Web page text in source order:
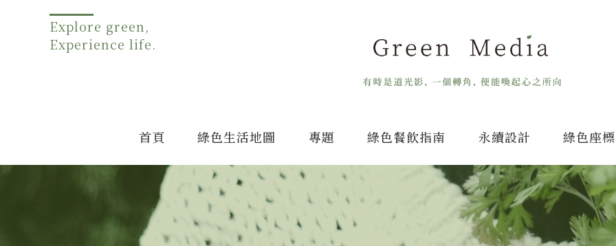
Explore green,
Experience life.
首頁 綠色生活地圖 專題 綠色餐飲指南 永續設計 綠色座標